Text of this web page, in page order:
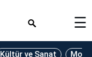
☰
Kültür ve Sanat